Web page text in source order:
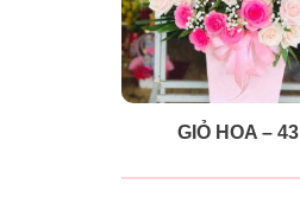
GIỎ HOA – 43